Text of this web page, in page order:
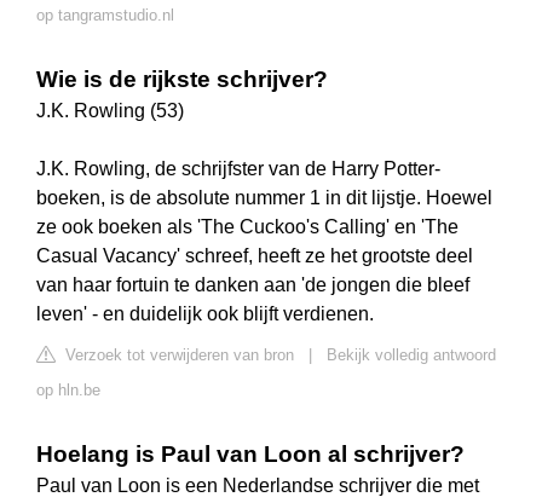
op tangramstudio.nl
Wie is de rijkste schrijver?
J.K. Rowling (53)
J.K. Rowling, de schrijfster van de Harry Potter-
boeken, is de absolute nummer 1 in dit lijstje. Hoewel
ze ook boeken als 'The Cuckoo's Calling' en 'The
Casual Vacancy' schreef, heeft ze het grootste deel
van haar fortuin te danken aan 'de jongen die bleef
leven' - en duidelijk ook blijft verdienen.
Verzoek tot verwijderen van bron
Bekijk volledig antwoord
op hln.be
Hoelang is Paul van Loon al schrijver?
Paul van Loon is een Nederlandse schrijver die met